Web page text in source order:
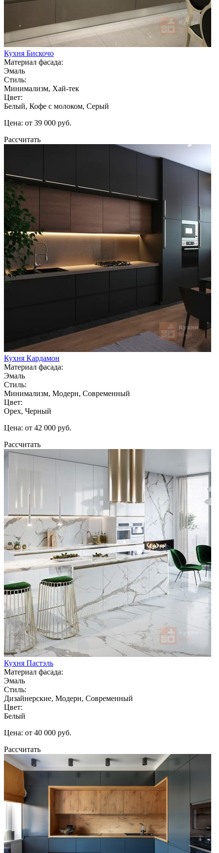
Кухня Бискочо
Материал фасада:
Эмаль
Стиль:
Минимализм, Хай-тек
Цвет:
Белый, Кофе с молоком, Серый
Цена: от 39 000 руб.
Рассчитать
Кухня Кардамон
Материал фасада:
Эмаль
Стиль:
Минимализм, Модерн, Современный
Цвет:
Орех, Черный
Цена: от 42 000 руб.
Рассчитать
Кухня Пастэль
Материал фасада:
Эмаль
Стиль:
Дизайнерские, Модерн, Современный
Цвет:
Белый
Цена: от 40 000 руб.
Рассчитать